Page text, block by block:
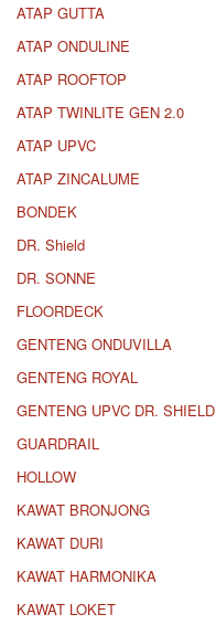
ATAP GUTTA
ATAP ONDULINE
ATAP ROOFTOP
ATAP TWINLITE GEN 2.0
ATAP UPVC
ATAP ZINCALUME
BONDEK
DR. Shield
DR. SONNE
FLOORDECK
GENTENG ONDUVILLA
GENTENG ROYAL
GENTENG UPVC DR. SHIELD
GUARDRAIL
HOLLOW
KAWAT BRONJONG
KAWAT DURI
KAWAT HARMONIKA
KAWAT LOKET